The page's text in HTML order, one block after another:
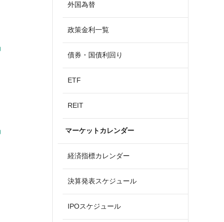
外国為替
政策金利一覧
債券・国債利回り
ETF
REIT
マーケットカレンダー
経済指標カレンダー
決算発表スケジュール
IPOスケジュール